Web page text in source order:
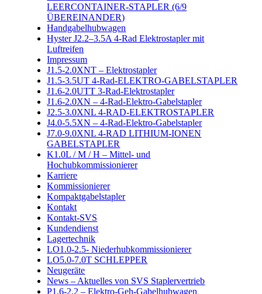
LEERCONTAINER-STAPLER (6/9
ÜBEREINANDER)
Handgabelhubwagen
Hyster J2.2–3.5A 4-Rad Elektrostapler mit
Luftreifen
Impressum
J1.5-2.0XNT – Elektrostapler
J1.5-3.5UT 4-Rad-ELEKTRO-GABELSTAPLER
J1.6-2.0UTT 3-Rad-Elektrostapler
J1.6-2.0XN – 4-Rad-Elektro-Gabelstapler
J2.5-3.0XNL 4-RAD-ELEKTROSTAPLER
J4.0-5.5XN – 4-Rad-Elektro-Gabelstapler
J7.0-9.0XNL 4-RAD LITHIUM-IONEN
GABELSTAPLER
K1.0L / M / H – Mittel- und
Hochubkommissionierer
Karriere
Kommissionierer
Kompaktgabelstapler
Kontakt
Kontakt-SVS
Kundendienst
Lagertechnik
LO1.0-2.5- Niederhubkommissionierer
LO5.0-7.0T SCHLEPPER
Neugeräte
News – Aktuelles von SVS Staplervertrieb
P1.6-2.2 – Elektro-Geh-Gabelhubwagen